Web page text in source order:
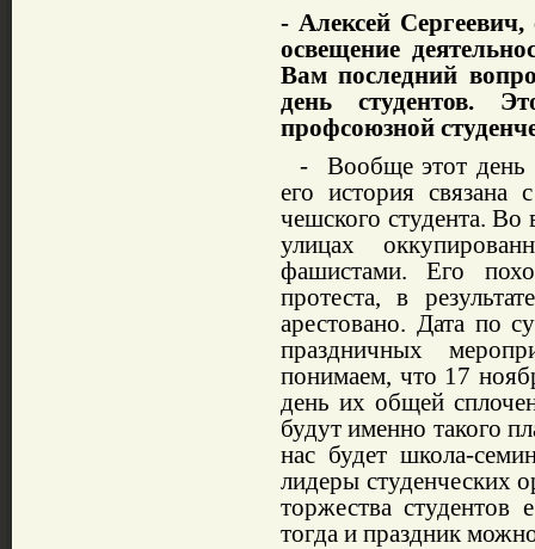
- Алексей
освещение
Вам последний
день студентов.
профсоюзной
- Вообще этот день
его история
чешского студента.
улицах
фашистами. Его
протеста, в
арестовано. Дата по
праздничных
понимаем, что 17
день их общей
будут именно такого
нас будет школа-
лидеры студенческих
торжества студентов
тогда и праздник